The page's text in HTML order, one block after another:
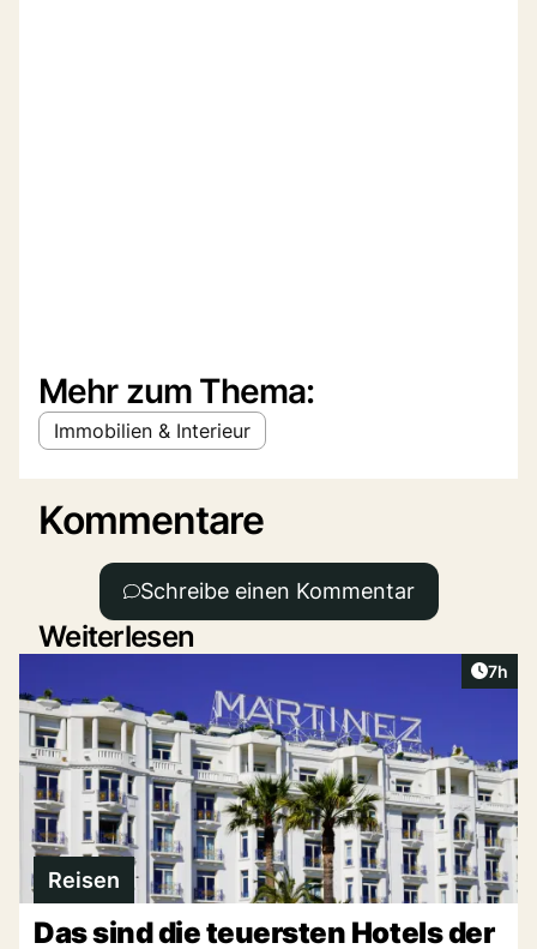
Mehr zum Thema:
Immobilien & Interieur
Kommentare
Schreibe einen Kommentar
Weiterlesen
7h
Reisen
Das sind die teuersten Hotels der